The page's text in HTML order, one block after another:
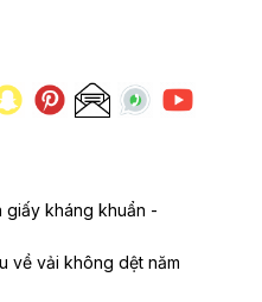
giấy kháng khuẩn -
về vải không dệt năm